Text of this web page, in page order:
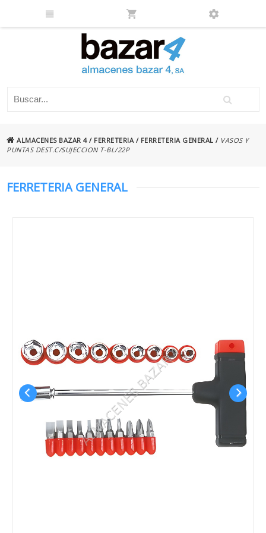
ALMACENES BAZAR 4/ FERRETERIA / FERRETERIA GENERAL / VASOS Y
PUNTAS DEST.C/SUJECCION T-BL/22P
FERRETERIA GENERAL